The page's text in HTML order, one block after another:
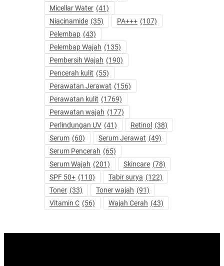
Micellar Water (41)
Niacinamide (35) PA+++ (107)
Pelembap (43)
Pelembap Wajah (135)
Pembersih Wajah (190)
Pencerah kulit (55)
Perawatan Jerawat (156)
Perawatan kulit (1769)
Perawatan wajah (177)
Perlindungan UV (41) Retinol (38)
Serum (60) Serum Jerawat (49)
Serum Pencerah (65)
Serum Wajah (201) Skincare (78)
SPF 50+ (110) Tabir surya (122)
Toner (33) Toner wajah (91)
Vitamin C (56) Wajah Cerah (43)